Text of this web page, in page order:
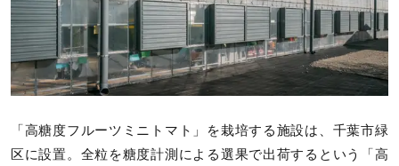
「高糖度フルーツミニトマト」を栽培する施設は、千葉市緑
区に設置。全粒を糖度計測による選果で出荷するという「高